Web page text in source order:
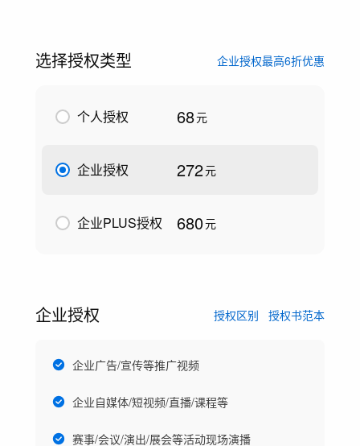
选择授权类型 企业授权最高6折优惠
个人授权 68元
企业授权 272元
企业PLUS授权 680元
企业授权 授权区别 授权书范本
企业广告/宣传等推广视频
企业自媒体/短视频/直播/课程等
赛事/会议/演出/展会等活动现场演播